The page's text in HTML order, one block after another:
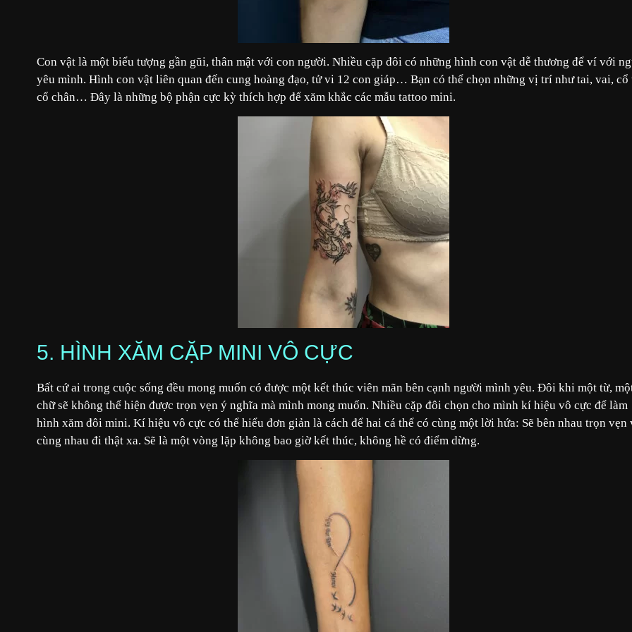
Con vật là một biểu tượng gần gũi, thân mật với con người. Nhiều cặp đôi có những hình con vật dễ thương để ví với
yêu mình. Hình con vật liên quan đến cung hoàng đạo, tử vi 12 con giáp… Bạn có thể chọn những vị trí như tai, vai, cổ
cổ chân… Đây là những bộ phận cực kỳ thích hợp để xăm khắc các mẫu tattoo mini.
5. HÌNH XĂM CẶP MINI VÔ CỰC
Bất cứ ai trong cuộc sống đều mong muốn có được một kết thúc viên mãn bên cạnh người mình yêu. Đôi khi một từ,
chữ sẽ không thể hiện được trọn vẹn ý nghĩa mà mình mong muốn. Nhiều cặp đôi chọn cho mình kí hiệu vô cực để làm
hình xăm đôi mini. Kí hiệu vô cực có thể hiểu đơn giản là cách để hai cá thể có cùng một lời hứa: Sẽ bên nhau trọn vẹn
cùng nhau đi thật xa. Sẽ là một vòng lặp không bao giờ kết thúc, không hề có điểm dừng.